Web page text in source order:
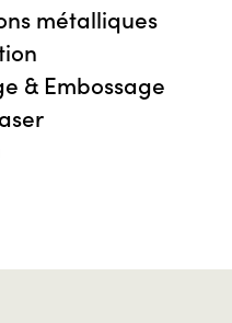
métalliques
& Embossage